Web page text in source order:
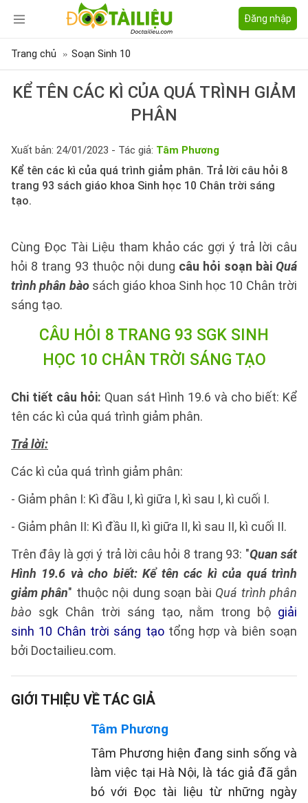
Đăng nhập
Trang chủ Soạn Sinh 10
KỂ TÊN CÁC KÌ CỦA QUÁ TRÌNH GIẢM
PHÂN
Xuất bản: 24/01/2023 - Tác giả: Tâm Phương
Kể tên các kì của quá trình giảm phân. Trả lời câu hỏi 8
trang 93 sách giáo khoa Sinh học 10 Chân trời sáng
tạo.
Cùng Đọc Tài Liệu tham khảo các gợi ý trả lời câu
hỏi 8 trang 93 thuộc nội dung câu hỏi soạn bàiQuá
trình phân bào sách giáo khoa Sinh học 10 Chân trời
sáng tạo.
CÂU HỎI 8 TRANG 93 SGK SINH
HỌC 10 CHÂN TRỜI SÁNG TẠO
Chi tiết câu hỏi: Quan sát Hình 19.6 và cho biết: Kể
tên các kì của quá trình giảm phân.
Trả lời:
Các kì của quá trình giảm phân:
- Giảm phân I: Kì đầu I, kì giữa I, kì sau I, kì cuối I.
- Giảm phân II: Kì đầu II, kì giữa II, kì sau II, kì cuối II.
Trên đây là gợi ý trả lời câu hỏi 8 trang 93: "Quan sát
Hình 19.6 và cho biết: Kể tên các kì của quá trình
giảm phân" thuộc nội dung soạn bài Quá trình phân
bào sgk Chân trời sáng tạo, nằm trong bộ giải
sinh 10 Chân trời sáng tạotổng hợp và biên soạn
bởi Doctailieu.com.
GIỚI THIỆU VỀ TÁC GIẢ
Tâm Phương
Tâm Phương hiện đang sinh sống và
làm việc tại Hà Nội, là tác giả đã gắn
bó với Đọc tài liệu từ những ngày